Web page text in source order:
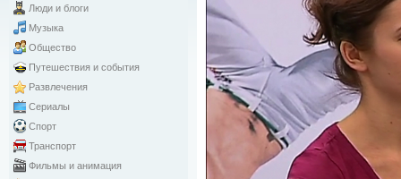
Люди и блоги
Музыка
Общество
Путешествия и события
Развлечения
Сериалы
Спорт
Транспорт
Фильмы и анимация